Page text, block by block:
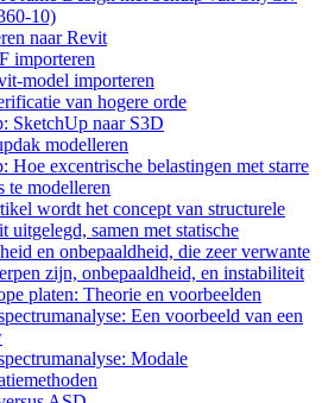
10)
naar Revit
importeren
model importeren
van hogere orde
SketchUp naar S3D
modelleren
Hoe excentrische belastingen met starre
te modelleren
wordt het concept van structurele
uitgelegd, samen met statische
en onbepaaldheid, die zeer verwante
zijn, onbepaaldheid, en instabiliteit
platen: Theorie en voorbeelden
Een voorbeeld van een
Modale